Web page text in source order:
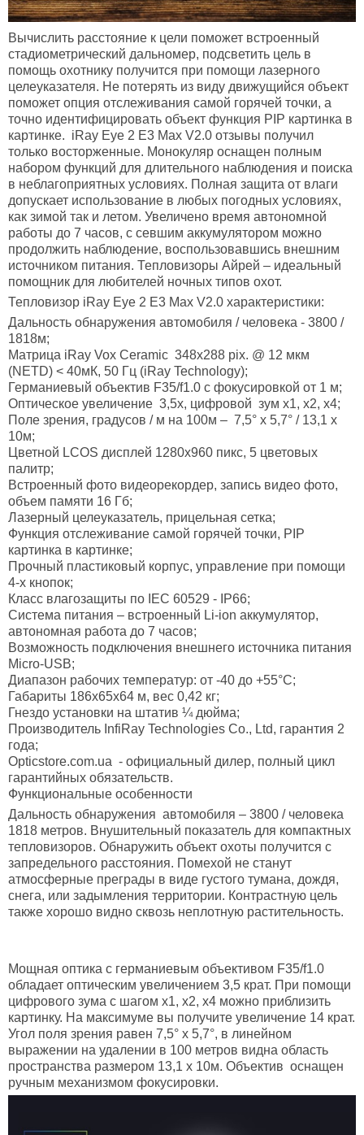
Вычислить расстояние к цели поможет встроенный
стадиометрический дальномер, подсветить цель в
помощь охотнику получится при помощи лазерного
целеуказателя. Не потерять из виду движущийся объект
поможет опция отслеживания самой горячей точки, а
точно идентифицировать объект функция PIP картинка в
картинке. iRay Eye 2 E3 Max V2.0 отзывы получил
только восторженные. Монокуляр оснащен полным
набором функций для длительного наблюдения и поиска
в неблагоприятных условиях. Полная защита от влаги
допускает использование в любых погодных условиях,
как зимой так и летом. Увеличено время автономной
работы до 7 часов, с севшим аккумулятором можно
продолжить наблюдение, воспользовавшись внешним
источником питания. Тепловизоры Айрей – идеальный
помощник для любителей ночных типов охот.
Тепловизор iRay Eye 2 E3 Max V2.0 характеристики:
Дальность обнаружения автомобиля / человека - 3800 /
1818м;
Матрица iRay Vox Ceramic 348х288 pix. @ 12 мкм
(NETD) < 40мК, 50 Гц (iRay Technology);
Германиевый объектив F35/f1.0 с фокусировкой от 1 м;
Оптическое увеличение 3,5х, цифровой зум х1, х2, х4;
Поле зрения, градусов / м на 100м – 7,5° х 5,7° / 13,1 х
10м;
Цветной LCOS дисплей 1280x960 пикс, 5 цветовых
палитр;
Встроенный фото видеорекордер, запись видео фото,
объем памяти 16 Гб;
Лазерный целеуказатель, прицельная сетка;
Функция отслеживание самой горячей точки, PIP
картинка в картинке;
Прочный пластиковый корпус, управление при помощи
4-х кнопок;
Класс влагозащиты по IEC 60529 - IP66;
Система питания – встроенный Li-ion аккумулятор,
автономная работа до 7 часов;
Возможность подключения внешнего источника питания
Micro-USB;
Диапазон рабочих температур: от -40 до +55°С;
Габариты 186x65x64 м, вес 0,42 кг;
Гнездо установки на штатив ¼ дюйма;
Производитель InfiRay Technologies Co., Ltd, гарантия 2
года;
Opticstore.com.ua - официальный дилер, полный цикл
гарантийных обязательств.
Функциональные особенности
Дальность обнаружения автомобиля – 3800 / человека
1818 метров. Внушительный показатель для компактных
тепловизоров. Обнаружить объект охоты получится с
запредельного расстояния. Помехой не станут
атмосферные преграды в виде густого тумана, дождя,
снега, или задымления территории. Контрастную цель
также хорошо видно сквозь неплотную растительность.
Мощная оптика с германиевым объективом F35/f1.0
обладает оптическим увеличением 3,5 крат. При помощи
цифрового зума с шагом х1, х2, х4 можно приблизить
картинку. На максимуме вы получите увеличение 14 крат.
Угол поля зрения равен 7,5° х 5,7°, в линейном
выражении на удалении в 100 метров видна область
пространства размером 13,1 х 10м. Объектив оснащен
ручным механизмом фокусировки.